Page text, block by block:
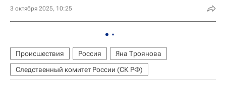
3 октября 2025, 10:25
Происшествия Россия
Яна Троянова
Следственный комитет России (СК РФ)